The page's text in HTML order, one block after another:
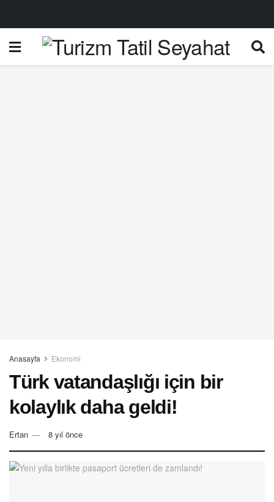
Anasayfa Ekonomi
Türk vatandaşlığı için bir
kolaylık daha geldi!
Ertan 8 yıl önce